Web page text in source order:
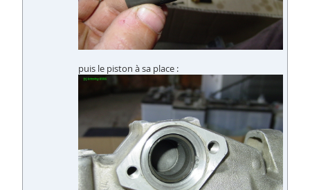
puis le piston à sa place :